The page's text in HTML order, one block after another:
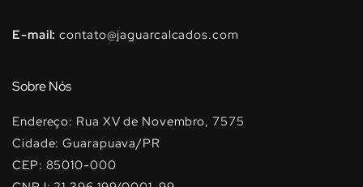
E-mail:contato@jaguarcalcados.com
Sobre Nós
Endereço: Rua XV de Novembro, 7575
Cidade: Guarapuava/PR
CEP: 85010-000